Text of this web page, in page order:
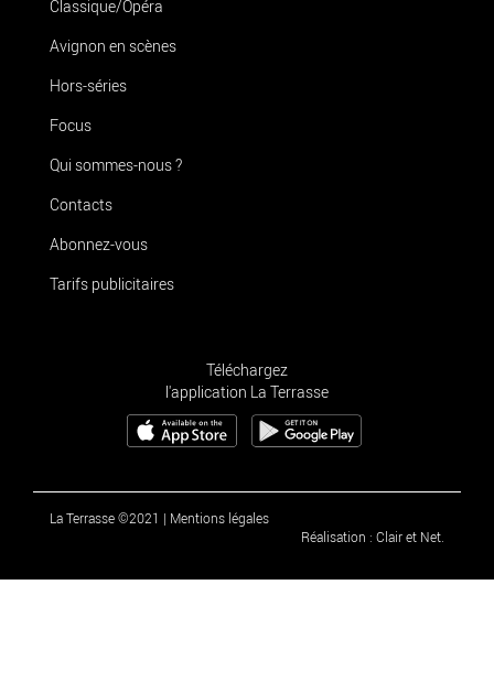
Classique/Opéra
Avignon en scènes
Hors-séries
Focus
Qui sommes-nous ?
Contacts
Abonnez-vous
Tarifs publicitaires
Téléchargez
l'application La Terrasse
La Terrasse ©2021 | Mentions légales
Réalisation : Clair et Net.